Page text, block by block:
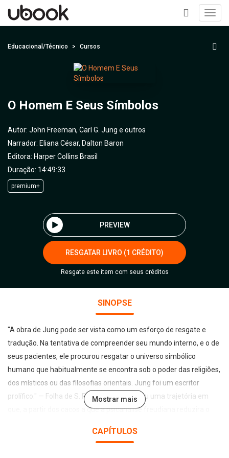
+
Educacional/Técnico Cursos
O Homem E Seus Símbolos
Autor: John Freeman, Carl G. Jung e outros
Narrador: Eliana César, Dalton Baron
Editora: Harper Collins Brasil
Duração: 14:49:33
premium+
PREVIEW
RESGATAR LIVRO (1 CRÉDITO)
Resgate este item com seus créditos
SINOPSE
"A obra de Jung pode ser vista como um esforço de resgate e
tradução. Na tentativa de compreender seu mundo interno, e o de
seus pacientes, ele procurou resgatar o universo simbólico
humano que habitualmente se encontra sob o poder das religiões,
dos místicos ou das filosofias orientais. Jung foi um escritor
prolífico." — Folha de S. Paulo "Jung cumpriu uma trajetória em
que, a partir dos cacos a que a psicanálise freudiana reduzira o
possível para o século XX." — Veja Quando alguma coisa escapa
Mostrar mais
CAPÍTULOS